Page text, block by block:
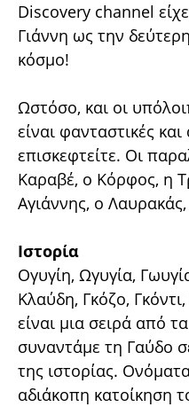
Discovery channel
Γιάννη ως την
κόσμο!
Ωστόσο, και οι
είναι φανταστικές και
επισκεφτείτε. Οι
Καραβέ, ο Κόρφος, η
Αγιάννης, ο
Ιστορία
Ογυγίη, Ωγυγία,
Κλαύδη, Γκόζο,
είναι μια σειρά από
συναντάμε τη Γαύδο
της ιστορίας.
αδιάκοπη κατοίκηση